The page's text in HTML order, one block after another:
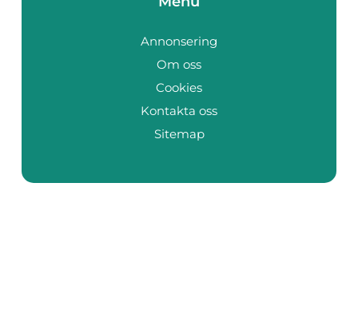
Annonsering
Om oss
Cookies
Kontakta oss
Sitemap